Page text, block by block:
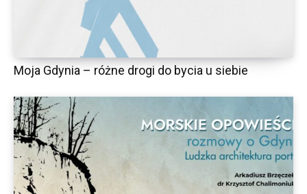
Moja Gdynia – różne drogi do bycia u siebie